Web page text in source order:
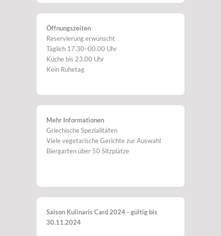
Öffnungszeiten
Reservierung erwünscht
Täglich 17.30–00.00 Uhr
Küche bis 23.00 Uhr
Kein Ruhetag
Mehr Informationen
Griechische Spezialitäten
Viele vegetarische Gerichte zur Auswahl
Biergarten über 50 Sitzplätze
Saison Kulinaris Card 2024 - gültig bis
30.11.2024